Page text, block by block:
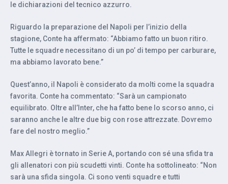
le dichiarazioni del tecnico azzurro.
Riguardo la preparazione del Napoli per l’inizio della
stagione, Conte ha affermato: “Abbiamo fatto un buon ritiro.
Tutte le squadre necessitano di un po’ di tempo per carburare,
ma abbiamo lavorato bene.”
Quest’anno, il Napoli è considerato da molti come la squadra
favorita. Conte ha commentato: “Sarà un campionato
equilibrato. Oltre all’Inter, che ha fatto bene lo scorso anno, ci
saranno anche le altre due big con rose attrezzate. Dovremo
fare del nostro meglio.”
Max Allegri è tornato in Serie A, portando con sé una sfida tra
gli allenatori con più scudetti vinti. Conte ha sottolineato: “Non
sarà una sfida singola. Ci sono venti squadre e tutti